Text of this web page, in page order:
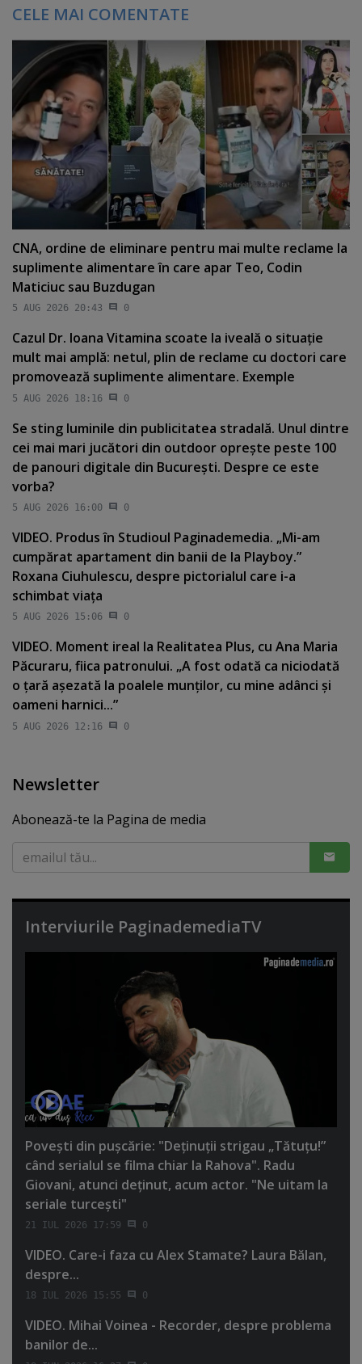
CELE MAI COMENTATE
CNA, ordine de eliminare pentru mai multe reclame la
suplimente alimentare în care apar Teo, Codin
Maticiuc sau Buzdugan
5 AUG 2026 20:43 0
Cazul Dr. Ioana Vitamina scoate la iveală o situaţie
mult mai amplă: netul, plin de reclame cu doctori care
promovează suplimente alimentare. Exemple
5 AUG 2026 18:16 0
Se sting luminile din publicitatea stradală. Unul dintre
cei mai mari jucători din outdoor opreşte peste 100
de panouri digitale din Bucureşti. Despre ce este
vorba?
5 AUG 2026 16:00 0
VIDEO. Produs în Studioul Paginademedia. „Mi-am
cumpărat apartament din banii de la Playboy.”
Roxana Ciuhulescu, despre pictorialul care i-a
schimbat viaţa
5 AUG 2026 15:06 0
VIDEO. Moment ireal la Realitatea Plus, cu Ana Maria
Păcuraru, fiica patronului. „A fost odată ca niciodată
o ţară aşezată la poalele munţilor, cu mine adânci şi
oameni harnici...”
5 AUG 2026 12:16 0
Newsletter
Abonează-te la Pagina de media
Interviurile PaginademediaTV
Poveşti din puşcărie: "Deţinuţii strigau „Tătuţu!”
când serialul se filma chiar la Rahova". Radu
Giovani, atunci deţinut, acum actor. "Ne uitam la
seriale turceşti"
21 IUL 2026 17:59 0
VIDEO. Care-i faza cu Alex Stamate? Laura Bălan,
despre...
18 IUL 2026 15:55 0
VIDEO. Mihai Voinea - Recorder, despre problema
banilor de...